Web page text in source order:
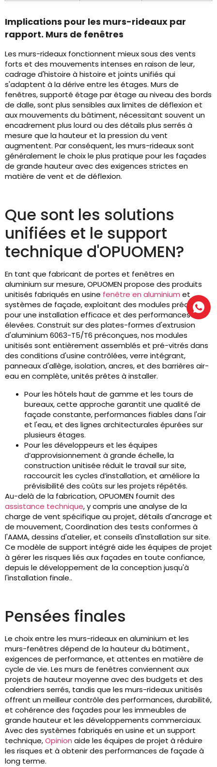
Implications pour les murs-rideaux par
rapport. Murs de fenêtres
Les murs-rideaux fonctionnent mieux sous des vents
forts et des mouvements intenses en raison de leur,
cadrage d'histoire à histoire et joints unifiés qui
s'adaptent à la dérive entre les étages. Murs de
fenêtres, supporté étage par étage au niveau des bords
de dalle, sont plus sensibles aux limites de déflexion et
aux mouvements du bâtiment, nécessitant souvent un
encadrement plus lourd ou des détails plus serrés à
mesure que la hauteur et la pression du vent
augmentent. Par conséquent, les murs-rideaux sont
généralement le choix le plus pratique pour les façades
de grande hauteur avec des exigences strictes en
matière de vent et de déflexion.
Que sont les solutions
unifiées et le support
technique d'OPUOMEN?
En tant que fabricant de portes et fenêtres en
aluminium sur mesure, OPUOMEN propose des produits
unitisés fabriqués en usine fenêtre en aluminium et
systèmes de façade, exploitant des modules préconçus
pour une installation efficace et des performances
élevées. Construit sur des plates-formes d'extrusion
d'aluminium 6063-T5/T6 préconçues, nos modules
unitisés sont entièrement assemblés et pré-vitrés dans
des conditions d'usine contrôlées, verre intégrant,
panneaux d'allège, isolation, ancres, et des barrières air-
eau en complète, unités prêtes à installer.
Pour les hôtels haut de gamme et les tours de
bureaux, cette approche garantit une qualité de
façade constante, performances fiables dans l'air
et l'eau, et des lignes architecturales épurées sur
plusieurs étages.
Pour les développeurs et les équipes
d’approvisionnement à grande échelle, la
construction unitisée réduit le travail sur site,
raccourcit les cycles d’installation, et améliore la
prévisibilité des coûts sur les projets répétés.
Au-delà de la fabrication, OPUOMEN fournit des
assistance technique, y compris une analyse de la
charge de vent spécifique au projet, détails d'ancrage et
de mouvement, Coordination des tests conformes à
l'AAMA, dessins d'atelier, et conseils d'installation sur site.
Ce modèle de support intégré aide les équipes de projet
à gérer les risques liés aux façades en toute confiance,
depuis le développement de la conception jusqu'à
l'installation finale..
Pensées finales
Le choix entre les murs-rideaux en aluminium et les
murs-fenêtres dépend de la hauteur du bâtiment.,
exigences de performance, et attentes en matière de
cycle de vie. Les murs de fenêtres conviennent aux
projets de hauteur moyenne avec des budgets et des
calendriers serrés, tandis que les murs-rideaux unitisés
offrent un meilleur contrôle des performances, durabilité,
et cohérence des façades pour les immeubles de
grande hauteur et les développements commerciaux.
Avec des systèmes fabriqués en usine et un support
technique,Opinion aide les équipes de projet à réduire
les risques et à obtenir des performances de façade à
long terme.